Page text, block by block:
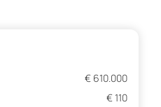
€ 610.000
€ 110